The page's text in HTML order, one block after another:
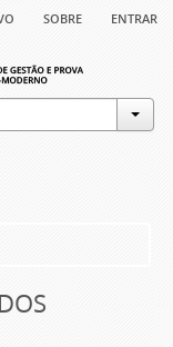
sobre entrar